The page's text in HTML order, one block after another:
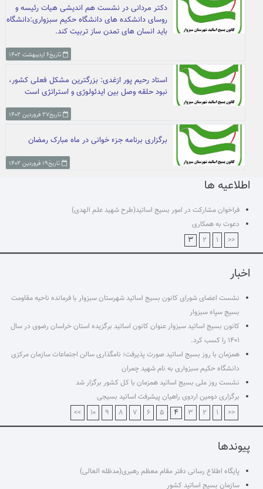
دکتر مردانی در نشست هم اندیشی هیات رئیسه و
روسای دانشکده های دانشگاه حکیم سبزواری:دانشگاه
باید انسان های تمدن ساز تربیت کند.
تاریخ۶ اردیبهشت ۱۴۰۲
استاد رحیم پور ازغدی: بزرگترین مشکل فعلی کشور،
نبود حلقه وصل بین ایدئولوژی و استراتژی است
تاریخ۲۷ فروردین ۱۴۰۲
برگزاری برنامه جزء خوانی در ماه مبارک رمضان
تاریخ۱۹ فروردین ۱۴۰۲
اطلاعیه ها
فراخوان مشارکت در امور بسیج اساتید(طرح شهید علم الهدی)
دعوت به همکاری
<<
۱ ۲ ۳
اخبار
نشست اعضای شورای کانون بسیج اساتید شهرستان سبزوار با فرمانده ناحیه مقاومت
بسیج سپاه سبزوار
کانون بسیج اساتید سبزوار عنوان کانون اساتید برگزیده استان خراسان رضوی در سال
۱۴۰۱ را کسب کرد.
همزمان با روز بسیج اساتید صورت پذیرفت؛ نامگذاری سالن اجتماعات سازمان مرکزی
دانشگاه حکیم سبزواری به نام شهید چمران
نشست روز ملی بسیج اساتید همزمان با کل کشور برگزار شد
برگزاری دومین اردوی راهیان پیشرفت اساتید بسیجی
<<
۱ ۲ ۳ ۴ ۵ ۶ ۷ ۸ ۹ ۱۰ >>
پیوندها
پایگاه اطلاع رسانی دفتر مقام معظم رهبری(مدظله العالی)
سازمان بسیج اساتید کشور